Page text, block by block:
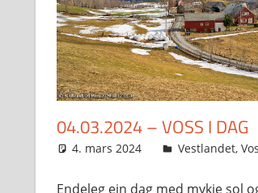
04.03.2024 – VOSS I DAG
4. mars 2024 Svein
Vestlandet,
Endeleg ein dag med mykje sol